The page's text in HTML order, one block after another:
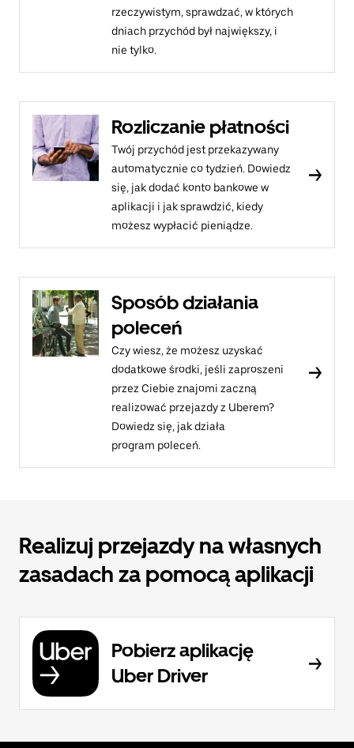
rzeczywistym, sprawdzać, w których
dniach przychód był największy, i
nie tylko.
Rozliczanie płatności
Twój przychód jest przekazywany
automatycznie co tydzień. Dowiedz
się, jak dodać konto bankowe w
aplikacji i jak sprawdzić, kiedy
możesz wypłacić pieniądze.
Sposób działania
poleceń
Czy wiesz, że możesz uzyskać
dodatkowe środki, jeśli zaproszeni
przez Ciebie znajomi zaczną
realizować przejazdy z Uberem?
Dowiedz się, jak działa
program poleceń.
Realizuj przejazdy na własnych
zasadach za pomocą aplikacji
Pobierz aplikację
Uber Driver